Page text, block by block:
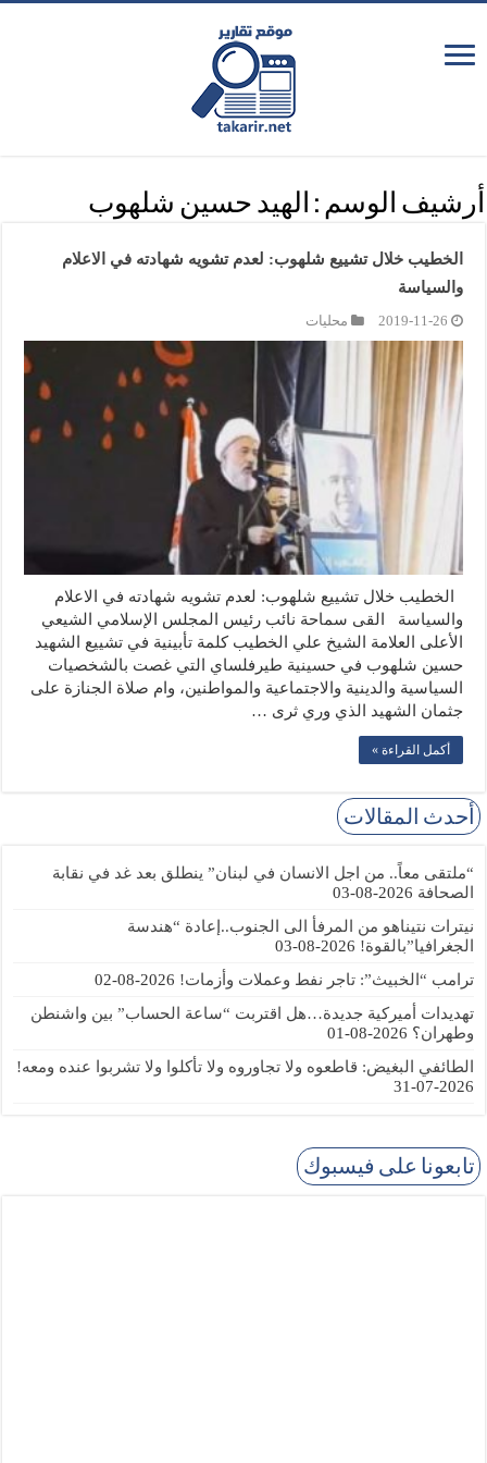
أرشيف الوسم : الهيد حسين شلهوب
الخطيب خلال تشييع شلهوب: لعدم تشويه شهادته في الاعلام
والسياسة
2019-11-26 محليات
الخطيب خلال تشييع شلهوب: لعدم تشويه شهادته في الاعلام
والسياسة القى سماحة نائب رئيس المجلس الإسلامي الشيعي
الأعلى العلامة الشيخ علي الخطيب كلمة تأبينية في تشييع الشهيد
حسين شلهوب في حسينية طيرفلساي التي غصت بالشخصيات
السياسية والدينية والاجتماعية والمواطنين، وام صلاة الجنازة على
جثمان الشهيد الذي وري ثرى …
أكمل القراءة »
أحدث المقالات
“ملتقى معاً.. من اجل الانسان في لبنان” ينطلق بعد غد في نقابة
الصحافة 2026-08-03
نيترات نتيناهو من المرفأ الى الجنوب..إعادة “هندسة
الجغرافيا”بالقوة! 2026-08-03
ترامب “الخبيث”: تاجر نفط وعملات وأزمات! 2026-08-02
تهديدات أميركية جديدة…هل اقتربت “ساعة الحساب” بين واشنطن
وطهران؟ 2026-08-01
الطائفي البغيض: قاطعوه ولا تجاوروه ولا تأكلوا ولا تشربوا عنده ومعه!
2026-07-31
تابعونا على فيسبوك